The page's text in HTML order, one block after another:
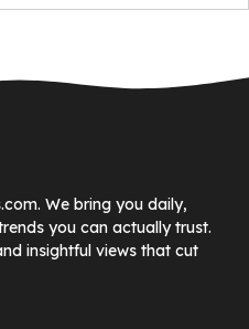
We bring you daily,
you can actually trust.
insightful views that cut